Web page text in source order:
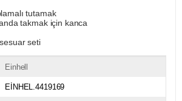
tutamak
takmak için kanca
seti
Einhell
EİNHEL.4419169